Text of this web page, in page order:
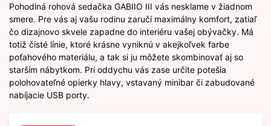
Pohodlná rohová sedačka GABIIO III vás nesklame v žiadnom
smere. Pre vás aj vašu rodinu zaručí maximálny komfort, zatiaľ
čo dizajnovo skvele zapadne do interiéru vašej obývačky. Má
totiž čisté línie, ktoré krásne vyniknú v akejkoľvek farbe
poťahového materiálu, a tak si ju môžete skombinovať aj so
starším nábytkom. Pri oddychu vás zase určite potešia
polohovateľné opierky hlavy, vstavaný minibar či zabudované
nabíjacie USB porty.